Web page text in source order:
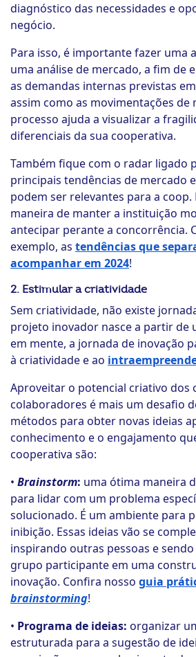
diagnóstico das necessidades e
negócio.
Para isso, é importante fazer uma
uma análise de mercado, a fim de
as demandas internas previstas
assim como as movimentações de
processo ajuda a visualizar a
diferenciais da sua cooperativa.
Também fique com o radar ligado
principais tendências de mercado
podem ser relevantes para a coop.
maneira de manter a instituição
antecipar perante a concorrência.
exemplo, as tendências que
acompanhar em 2024!
2. Estimular a criatividade
Sem criatividade, não existe
projeto inovador nasce a partir de
em mente, a jornada de inovação
à criatividade e ao
Aproveitar o potencial criativo dos
colaboradores é mais um desafio
métodos para obter novas ideias
conhecimento e o engajamento
cooperativa são:
• Brainstorm: uma ótima maneira
para lidar com um problema
solucionado. É um ambiente para
inibição. Essas ideias vão se
inspirando outras pessoas e
grupo participante em uma
inovação. Confira nosso guia
brainstorming!
• Programa de ideias: organizar
estruturada para a sugestão de